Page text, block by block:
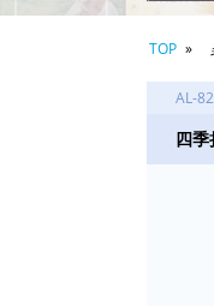
TOP
AL-
四